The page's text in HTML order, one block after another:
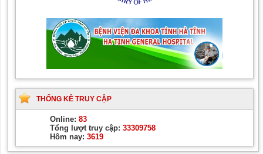
THỐNG KÊ TRUY CẬP
Online: 83
Tổng lượt truy cập: 33309758
Hôm nay: 3619